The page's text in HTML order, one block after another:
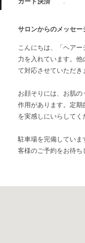
サロンからのメッセー
こんにちは、「ヘア
力を入れています。
て対応させていただき
お顔そりには、お肌
作用があります。定
を実感しにいらしてく
駐車場を完備していま
客様のご予約をお待ち